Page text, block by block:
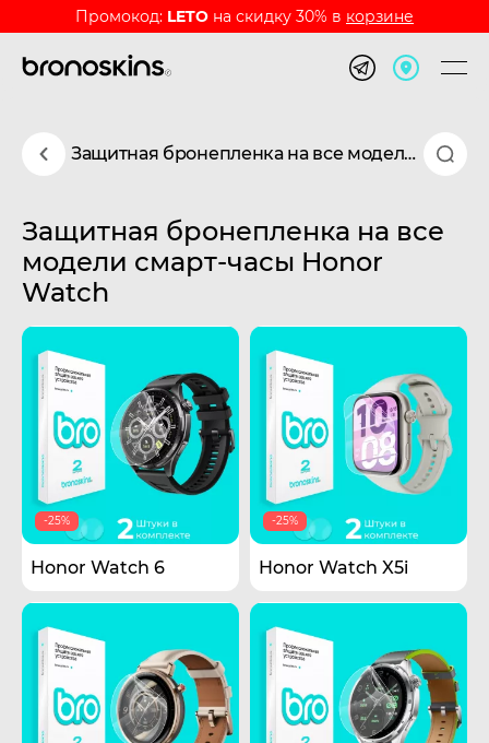
Промокод: LETO на скидку 30% в корзине
Защитная бронепленка на все модели смарт-часы Honor Watch
Защитная бронепленка на все
модели смарт-часы Honor
Watch
-25%
Honor Watch 6
-25%
Honor Watch X5i